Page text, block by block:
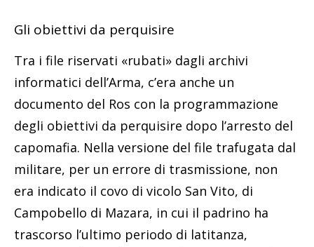
Gli obiettivi da perquisire
Tra i file riservati «rubati» dagli archivi
informatici dell’Arma, c’era anche un
documento del Ros con la programmazione
degli obiettivi da perquisire dopo l’arresto del
capomafia. Nella versione del file trafugata dal
militare, per un errore di trasmissione, non
era indicato il covo di vicolo San Vito, di
Campobello di Mazara, in cui il padrino ha
trascorso l’ultimo periodo di latitanza,